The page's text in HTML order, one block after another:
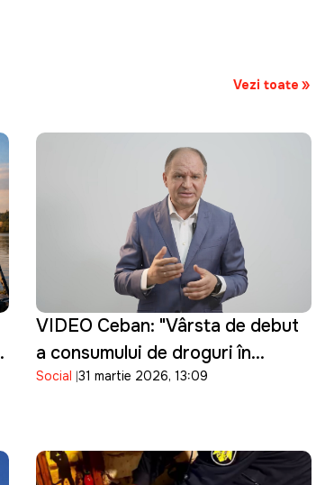
Vezi toate
VIDEO Ceban: "Vârsta de debut
a consumului de droguri în
Chișinău a ajuns la 15 ani.
Social 31 martie 2026, 13:09